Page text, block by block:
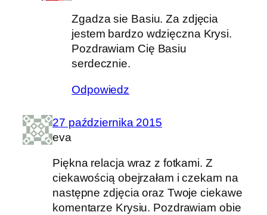
Zgadza sie Basiu. Za zdjęcia
jestem bardzo wdzięczna Krysi.
Pozdrawiam Cię Basiu
serdecznie.
Odpowiedz
27 października 2015
eva
Piękna relacja wraz z fotkami. Z
ciekawością obejrzałam i czekam na
następne zdjęcia oraz Twoje ciekawe
komentarze Krysiu. Pozdrawiam obie